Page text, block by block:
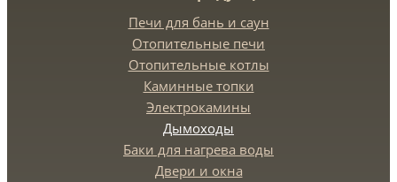
Печи для бань и саун
Отопительные печи
Отопительные котлы
Каминные топки
Электрокамины
Дымоходы
Баки для нагрева воды
Двери и окна